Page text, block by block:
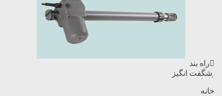
راه بند
شگفت انگیز
خانه